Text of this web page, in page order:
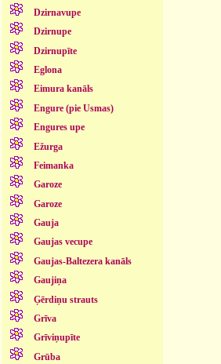
Dzirnavupe
Dzirnupe
Dzirnupīte
Eglona
Eimura kanāls
Engure (pie Usmas)
Engures upe
Ežurga
Feimanka
Garoze
Garoze
Gauja
Gaujas vecupe
Gaujas-Baltezera kanāls
Gaujiņa
Ģērdiņu strauts
Grīva
Grīviņupīte
Grūba